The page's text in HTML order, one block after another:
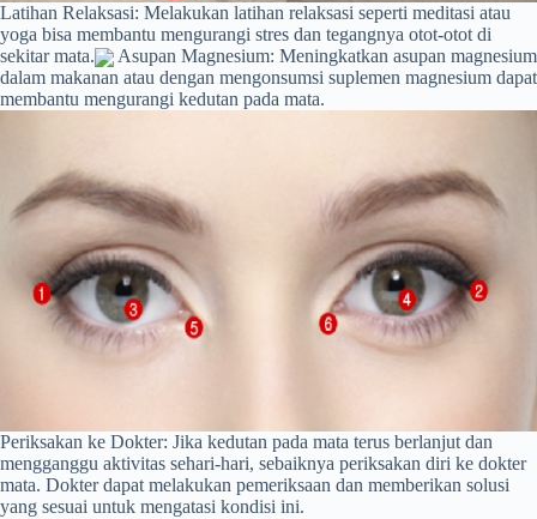
Latihan Relaksasi: Melakukan latihan relaksasi seperti meditasi atau
yoga bisa membantu mengurangi stres dan tegangnya otot-otot di
sekitar mata.
Asupan Magnesium: Meningkatkan asupan magnesium
dalam makanan atau dengan mengonsumsi suplemen magnesium dapat
membantu mengurangi kedutan pada mata.
Periksakan ke Dokter: Jika kedutan pada mata terus berlanjut dan
mengganggu aktivitas sehari-hari, sebaiknya periksakan diri ke dokter
mata. Dokter dapat melakukan pemeriksaan dan memberikan solusi
yang sesuai untuk mengatasi kondisi ini.